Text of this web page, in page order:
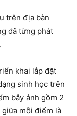
trên địa bàn
đã từng phát
khai lắp đặt
sinh học trên
bẫy ảnh gồm 2
giữa mỗi điểm là